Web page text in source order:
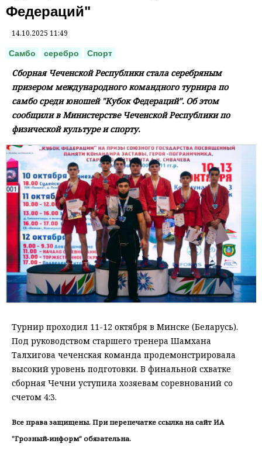
Федераций"
14.10.2025 11:49
Самбо серебро Спорт
Сборная Чеченской Республики стала серебряным
призером международного командного турнира по
самбо среди юношей "Кубок Федераций". Об этом
сообщили в Министерстве Чеченской Республики по
физической культуре и спорту.
Турнир проходил 11-12 октября в Минске (Беларусь).
Под руководством старшего тренера Шамхана
Талхигова чеченская команда продемонстрировала
высокий уровень подготовки. В финальной схватке
сборная Чечни уступила хозяевам соревнований со
счетом 4:3.
Все права защищены. При перепечатке ссылка на сайт ИА
"Грозный-информ" обязательна.